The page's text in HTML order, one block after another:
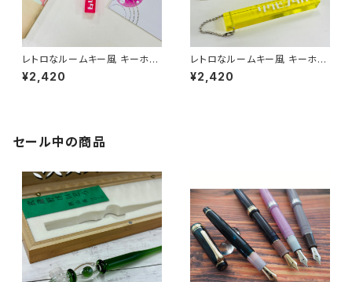
レトロなルームキー風 キーホル
ダー（ピンク）
¥2,420
レトロなルームキー風 キーホル
ダー（イエロー）
¥2,420
セール中の商品